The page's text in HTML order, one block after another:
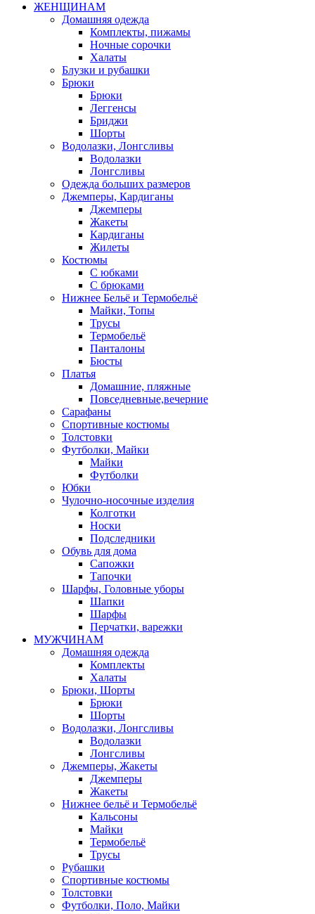
ЖЕНЩИНАМ
Домашняя одежда
Комплекты, пижамы
Ночные сорочки
Халаты
Блузки и рубашки
Брюки
Брюки
Леггенсы
Бриджи
Шорты
Водолазки, Лонгсливы
Водолазки
Лонгсливы
Одежда больших размеров
Джемперы, Кардиганы
Джемперы
Жакеты
Кардиганы
Жилеты
Костюмы
С юбками
С брюками
Нижнее Бельё и Термобельё
Майки, Топы
Трусы
Термобельё
Панталоны
Бюсты
Платья
Домашние, пляжные
Повседневные,вечерние
Сарафаны
Спортивные костюмы
Толстовки
Футболки, Майки
Майки
Футболки
Юбки
Чулочно-носочные изделия
Колготки
Носки
Подследники
Обувь для дома
Сапожки
Тапочки
Шарфы, Головные уборы
Шапки
Шарфы
Перчатки, варежки
МУЖЧИНАМ
Домашняя одежда
Комплекты
Халаты
Брюки, Шорты
Брюки
Шорты
Водолазки, Лонгсливы
Водолазки
Лонгсливы
Джемперы, Жакеты
Джемперы
Жакеты
Нижнее бельё и Термобельё
Кальсоны
Майки
Термобельё
Трусы
Рубашки
Спортивные костюмы
Толстовки
Футболки, Поло, Майки